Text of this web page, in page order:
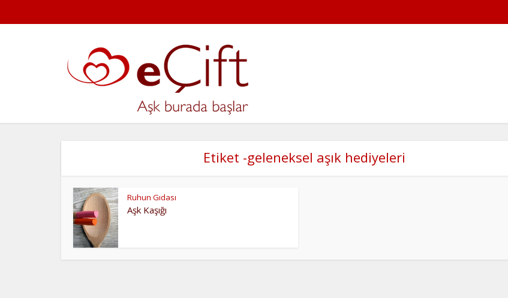
Etiket -geleneksel aşık hediyeleri
Ruhun Gıdası
Aşk Kaşığı